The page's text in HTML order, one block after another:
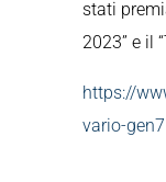
stati
2023” e il
https://
vario-gen7